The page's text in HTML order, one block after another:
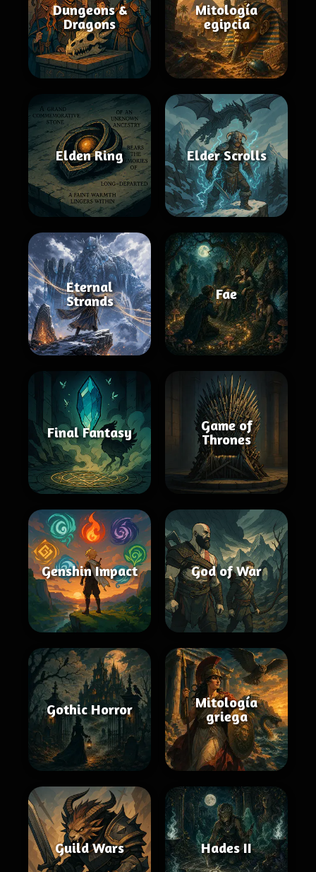
Dungeons &
Dragons
Mitología
egipcia
Elden Ring Elder Scrolls
Eternal
Strands
Fae
Final Fantasy
Game of
Thrones
Genshin Impact God of War
Gothic Horror
Mitología
griega
Guild Wars Hades II